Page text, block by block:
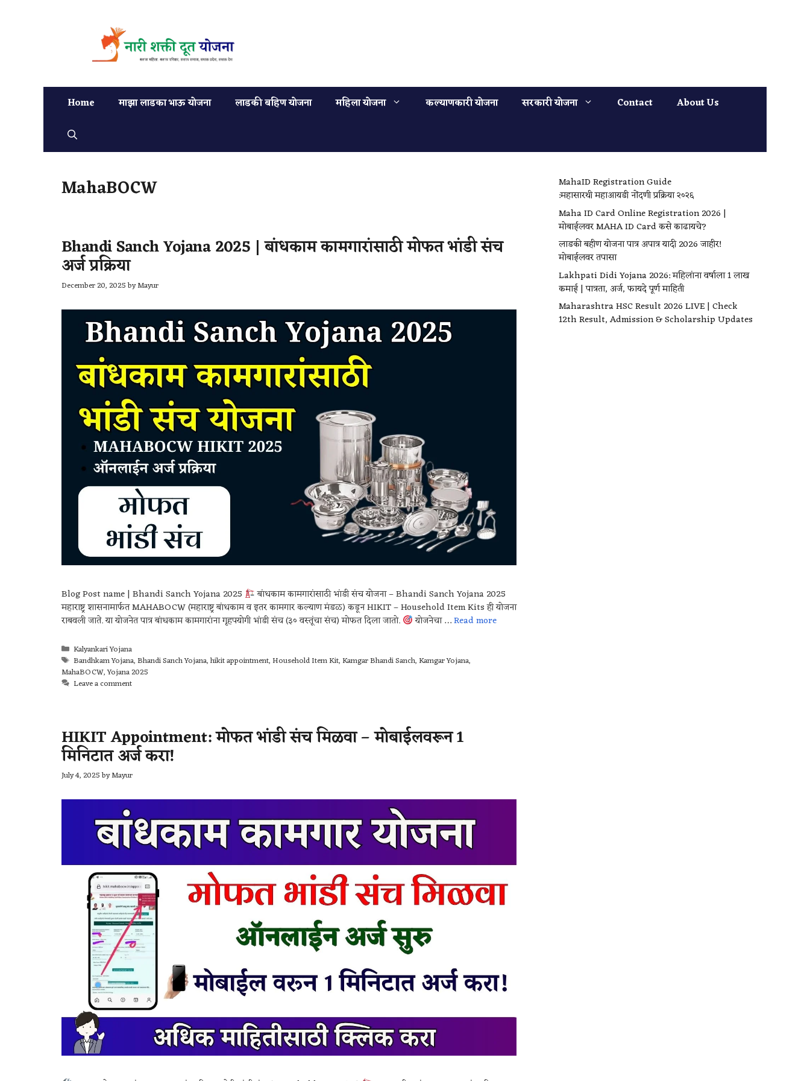
Home माझा लाडका भाऊ योजना लाडकी बहिण योजना महिला योजना कल्याणकारी योजना सरकारी योजना Contact About Us
MahaBOCW
Bhandi Sanch Yojana 2025 | बांधकाम कामगारांसाठी मोफत भांडी संच
अर्ज प्रक्रिया
December 20, 2025byMayur
Blog Post name | Bhandi Sanch Yojana 2025
बांधकाम कामगारांसाठी भांडी संच योजना – Bhandi Sanch Yojana 2025
महाराष्ट्र शासनामार्फत MAHABOCW (महाराष्ट्र बांधकाम व इतर कामगार कल्याण मंडळ) कडून HIKIT – Household Item Kits ही योजना
राबवली जाते. या योजनेत पात्र बांधकाम कामगारांना गृहपयोगी भांडी संच (३० वस्तूंचा संच) मोफत दिला जातो.
योजनेचा …Read more
Kalyankari Yojana
Bandhkam Yojana,Bhandi Sanch Yojana,hikit appointment, Household Item Kit, Kamgar Bhandi Sanch, Kamgar Yojana,
MahaBOCW,Yojana 2025
Leave a comment
HIKIT Appointment: मोफत भांडी संच मिळवा – मोबाईलवरून 1
मिनिटात अर्ज करा!
July 4, 2025byMayur
MahaID Registration Guide
:महासारथी महाआयडी नोंदणी प्रक्रिया २०२६
Maha ID Card Online Registration 2026 |
मोबाईलवर MAHA ID Card कसे काढायचे?
लाडकी बहीण योजना पात्र अपात्र यादी 2026 जाहीर!
मोबाईलवर तपासा
Lakhpati Didi Yojana 2026: महिलांना वर्षाला ₹1 लाख
कमाई | पात्रता, अर्ज, फायदे पूर्ण माहिती
Maharashtra HSC Result 2026 LIVE | Check
12th Result, Admission & Scholarship Updates